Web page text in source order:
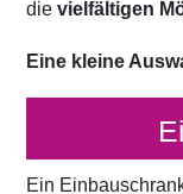
dievielfältigen
Eine kleine
Ein